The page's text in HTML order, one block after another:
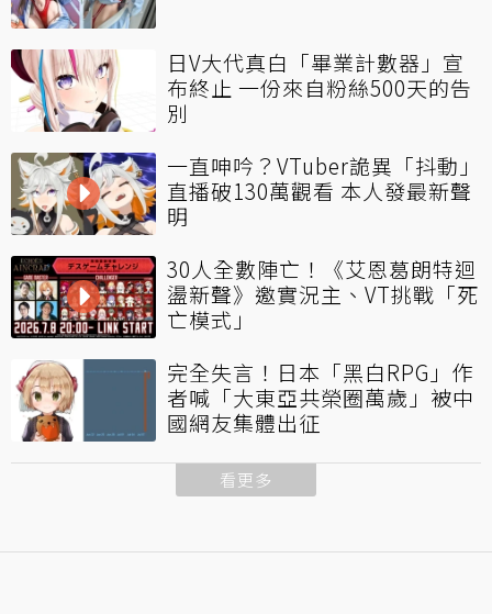
日V大代真白「畢業計數器」宣
布終止 一份來自粉絲500天的告
別
一直呻吟？VTuber詭異「抖動」
直播破130萬觀看 本人發最新聲
明
30人全數陣亡！《艾恩葛朗特迴
盪新聲》邀實況主、VT挑戰「死
亡模式」
完全失言！日本「黑白RPG」作
者喊「大東亞共榮圈萬歲」被中
國網友集體出征
看更多